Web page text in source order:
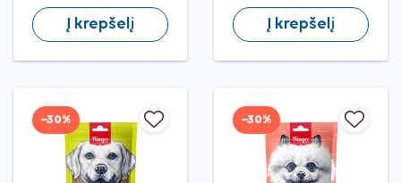
Į krepšelį Į krepšelį
−30% −30%